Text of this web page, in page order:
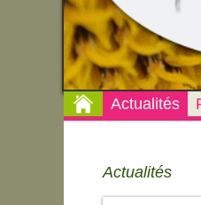
Actualités
Actualités